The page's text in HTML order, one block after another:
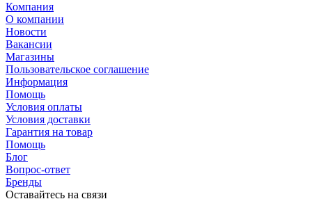
Компания
О компании
Новости
Вакансии
Магазины
Пользовательское соглашение
Информация
Помощь
Условия оплаты
Условия доставки
Гарантия на товар
Помощь
Блог
Вопрос-ответ
Бренды
Оставайтесь на связи